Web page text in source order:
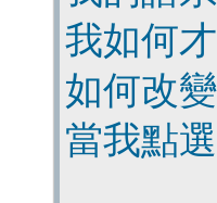
我如何
如何改
當我點